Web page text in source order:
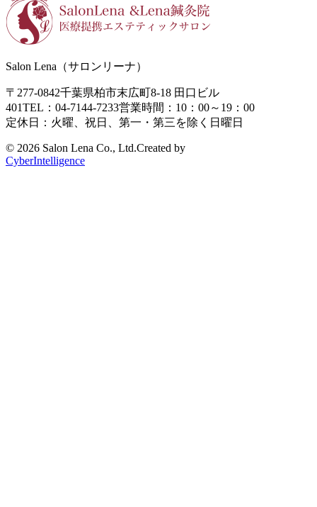
Salon Lena（サロンリーナ）
〒277-0842千葉県柏市末広町8-18 田口ビル
401TEL：04-7144-7233営業時間：10：00～19：00
定休日：火曜、祝日、第一・第三を除く日曜日
© 2026 Salon Lena Co., Ltd.Created by
CyberIntelligence